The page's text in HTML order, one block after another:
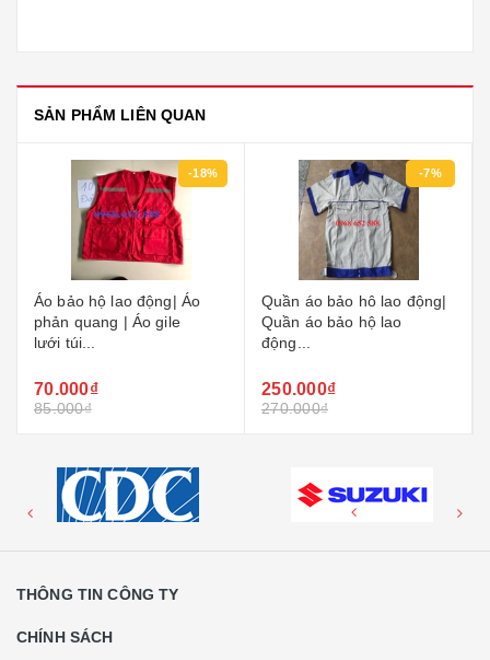
SẢN PHẨM LIÊN QUAN
-7%
Quần áo bảo hô lao động|
Quần áo bảo hộ lao
động...
250.000₫
270.000₫
Quần áo bảo hộ lao động |
Quần áo bảo hộ lao...
250.000₫
THÔNG TIN CÔNG TY
CHÍNH SÁCH